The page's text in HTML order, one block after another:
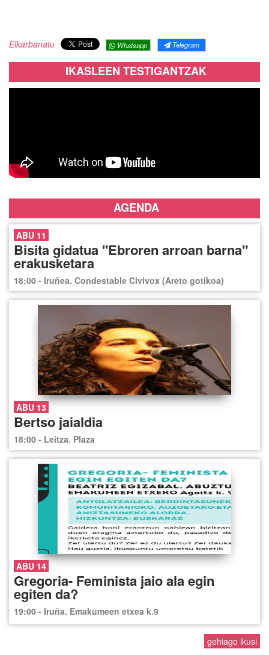
Elkarbanatu Whatsapp Telegram
IKASLEEN TESTIGANTZAK
AGENDA
ABU 11
Bisita gidatua "Ebroren arroan barna"
erakusketara
18:00 - Iruñea. Condestable Civivox (Areto gotikoa)
ABU 13
Bertso jaialdia
18:00 - Leitza. Plaza
ABU 14
Gregoria- Feminista jaio ala egin
egiten da?
19:00 - Iruña. Emakumeen etxea k.9
gehiago ikusi